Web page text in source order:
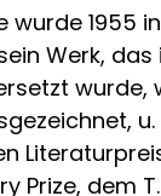
wurde 1955
Werk,
wurde,
Prize, dem T.